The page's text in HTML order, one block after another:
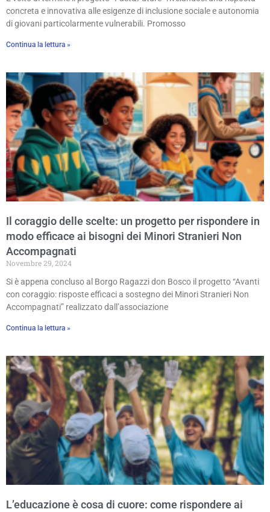
concreta e innovativa alle esigenze di inclusione sociale e autonomia
di giovani particolarmente vulnerabili. Promosso
Continua la lettura »
Il coraggio delle scelte: un progetto per rispondere in
modo efficace ai bisogni dei Minori Stranieri Non
Accompagnati
Novembre 29, 2024
Si è appena concluso al Borgo Ragazzi don Bosco il progetto “Avanti
con coraggio: risposte efficaci a sostegno dei Minori Stranieri Non
Accompagnati” realizzato dall’associazione
Continua la lettura »
L’educazione è cosa di cuore: come rispondere ai